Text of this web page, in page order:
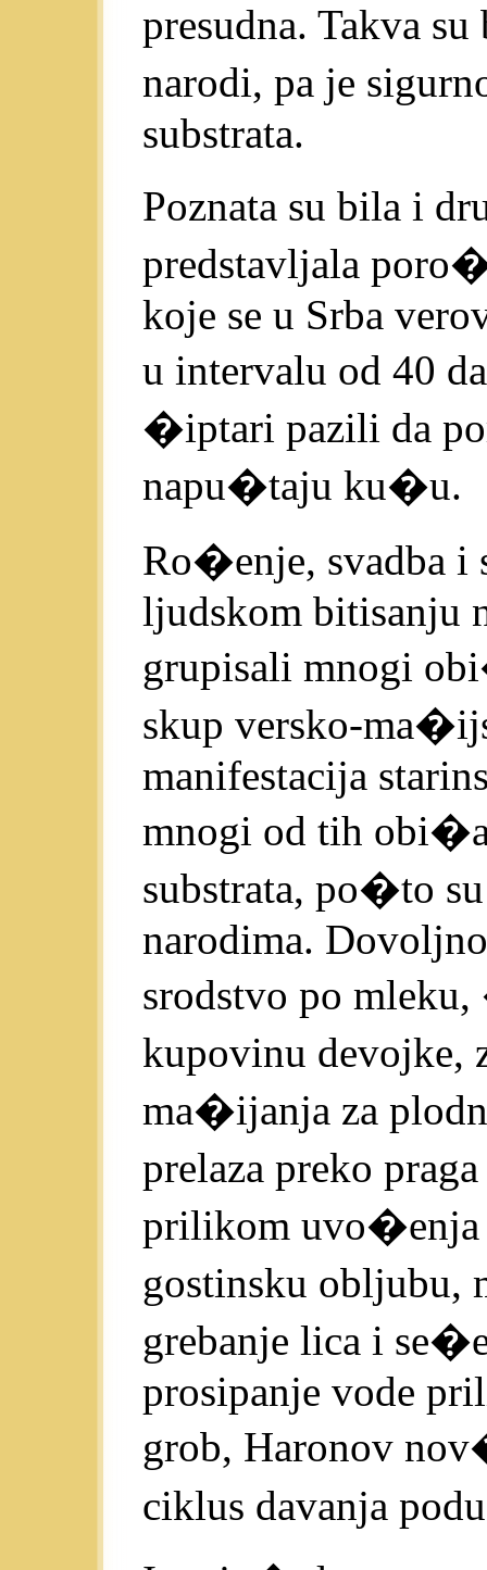
presudna. Takva
narodi, pa je
substrata.
Poznata su bila i
predstavljala
koje se u Srba
u intervalu od 40
�iptari pazili da
napu�taju ku�u.
Ro�enje, svadba
ljudskom bitisanju
grupisali mnogi
skup versko-
manifestacija
mnogi od tih
substrata, po�to
narodima.
srodstvo po
kupovinu devojke,
ma�ijanja za
prelaza preko
prilikom uvo�enja
gostinsku
grebanje lica i
prosipanje vode
grob, Haronov
ciklus davanja